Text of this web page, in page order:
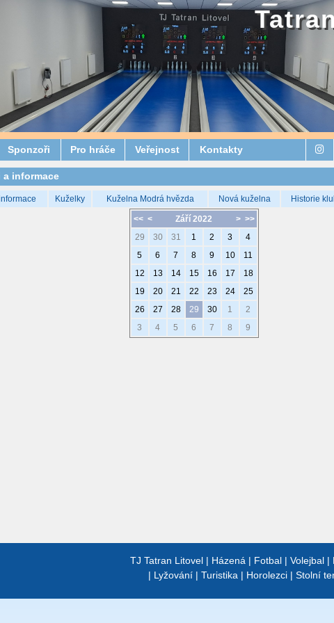
Sponzoři Pro hráče Veřejnost Kontakty
a informace
Kuželky Kuželna Modrá hvězda Nová kuželna Historie
<< < > >>
Září 2022
29
30 31 1 2 3
4
5
6 7 8 9 10
11
12
13 14 15 16 17
18
19
20 21 22 23 24
25
26
27 28 29 30 1
2
3
4 5 6 7 8 9
TJ Tatran Litovel | Házená | Fotbal | Volejbal |
| Lyžování | Turistika | Horolezci | Stolní